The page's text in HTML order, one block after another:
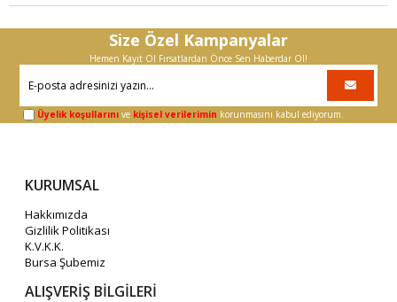
Size Özel Kampanyalar
Hemen Kayıt Ol Fırsatlardan Önce Sen Haberdar Ol!
Üyelik koşullarını ve kişisel verilerimin korunmasını kabul ediyorum.
KURUMSAL
Hakkımızda
Gizlilik Politikası
K.V.K.K.
Bursa Şubemiz
ALIŞVERİŞ BİLGİLERİ